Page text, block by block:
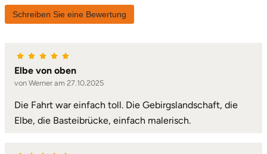
Schreiben Sie eine Bewertung
Elbe von oben
von Werner am 27.10.2025
Die Fahrt war einfach toll. Die Gebirgslandschaft, die
Elbe, die Basteibrücke, einfach malerisch.